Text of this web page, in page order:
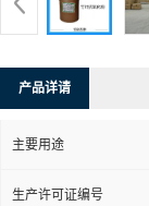
产品详请
主要用途
生产许可证编号